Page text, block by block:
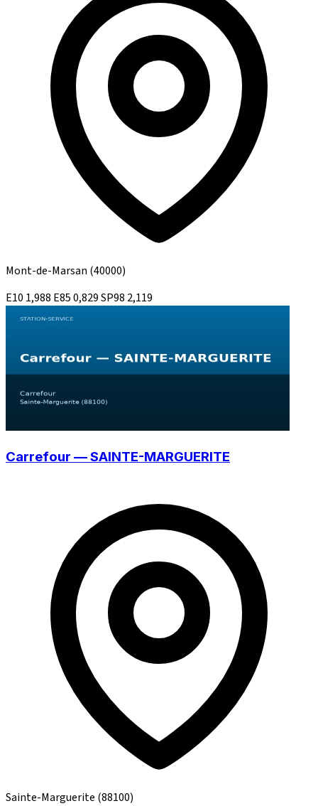
Mont-de-Marsan (40000)
E10 1,988 E850,829SP98 2,119
Carrefour — SAINTE-MARGUERITE
Sainte-Marguerite (88100)